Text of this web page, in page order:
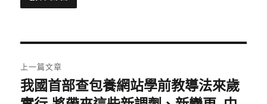
章
上一篇文章
上
一
我國首部查包養網站學前教導法來歲